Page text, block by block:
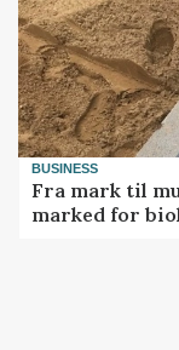
BUSINESS
Fra mark til
marked for